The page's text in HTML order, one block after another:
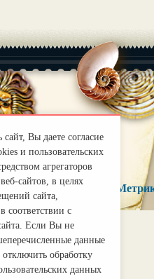
Вы даете согласие
и пользовательских
агрегаторов
сайтов, в целях
сайта,
соответствии с
Если Вы не
данные
обработку
данных